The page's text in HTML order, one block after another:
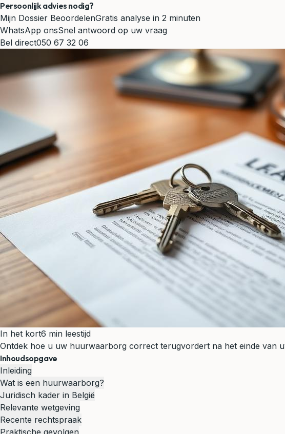
Persoonlijk advies nodig?
Mijn Dossier BeoordelenGratis analyse in 2 minuten
WhatsApp onsSnel antwoord op uw vraag
Bel direct050 67 32 06
In het kort6 min leestijd
Ontdek hoe u uw huurwaarborg correct terugvordert na het einde van
Inhoudsopgave
Inleiding
Wat is een huurwaarborg?
Juridisch kader in België
Relevante wetgeving
Recente rechtspraak
Praktische gevolgen